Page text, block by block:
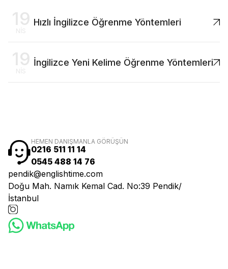
19
NIS
Hızlı İngilizce Öğrenme Yöntemleri
19
NIS
İngilizce Yeni Kelime Öğrenme Yöntemleri
HEMEN DANIŞMANLA GÖRÜŞÜN
0216 511 11 14
0545 488 14 76
pendik@englishtime.com
Doğu Mah. Namık Kemal Cad. No:39 Pendik/
İstanbul